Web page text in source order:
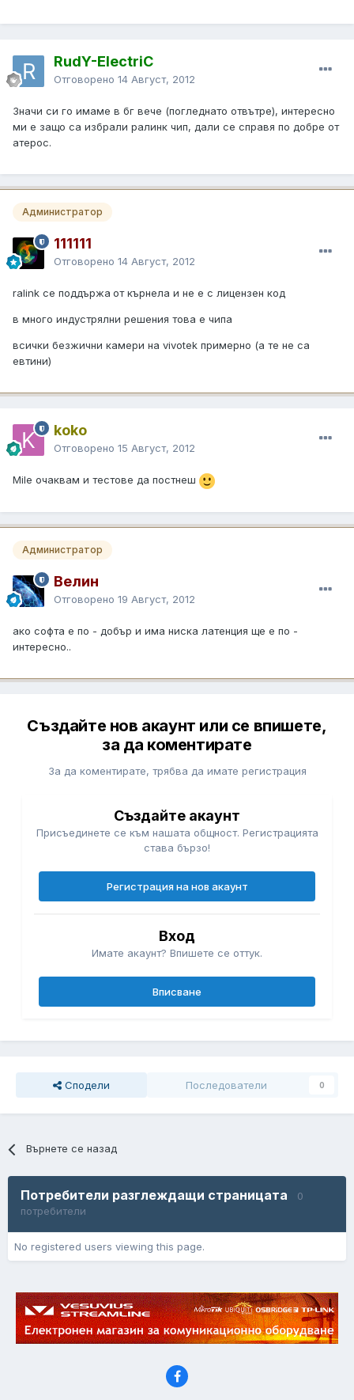
RudY-ElectriC
Отговорено 14 Август, 2012
Значи си го имаме в бг вече (погледнато отвътре), интересно
ми е защо са избрали ралинк чип, дали се справя по добре от
атерос.
Администратор
111111
Отговорено 14 Август, 2012
ralink се поддържа от кърнела и не е с лицензен код
в много индустрялни решения това е чипа
всички безжични камери на vivotek примерно (а те не са
евтини)
koko
Отговорено 15 Август, 2012
Mile очаквам и тестове да постнеш
Администратор
Велин
Отговорено 19 Август, 2012
ако софта е по - добър и има ниска латенция ще е по -
интересно..
Създайте нов акаунт или се впишете,
за да коментирате
За да коментирате, трябва да имате регистрация
Създайте акаунт
Присъединете се към нашата общност. Регистрацията
става бързо!
Регистрация на нов акаунт
Вход
Имате акаунт? Впишете се оттук.
Вписване
Сподели Последователи 0
Върнете се назад
Потребители разглеждащи страницата
0
потребители
No registered users viewing this page.